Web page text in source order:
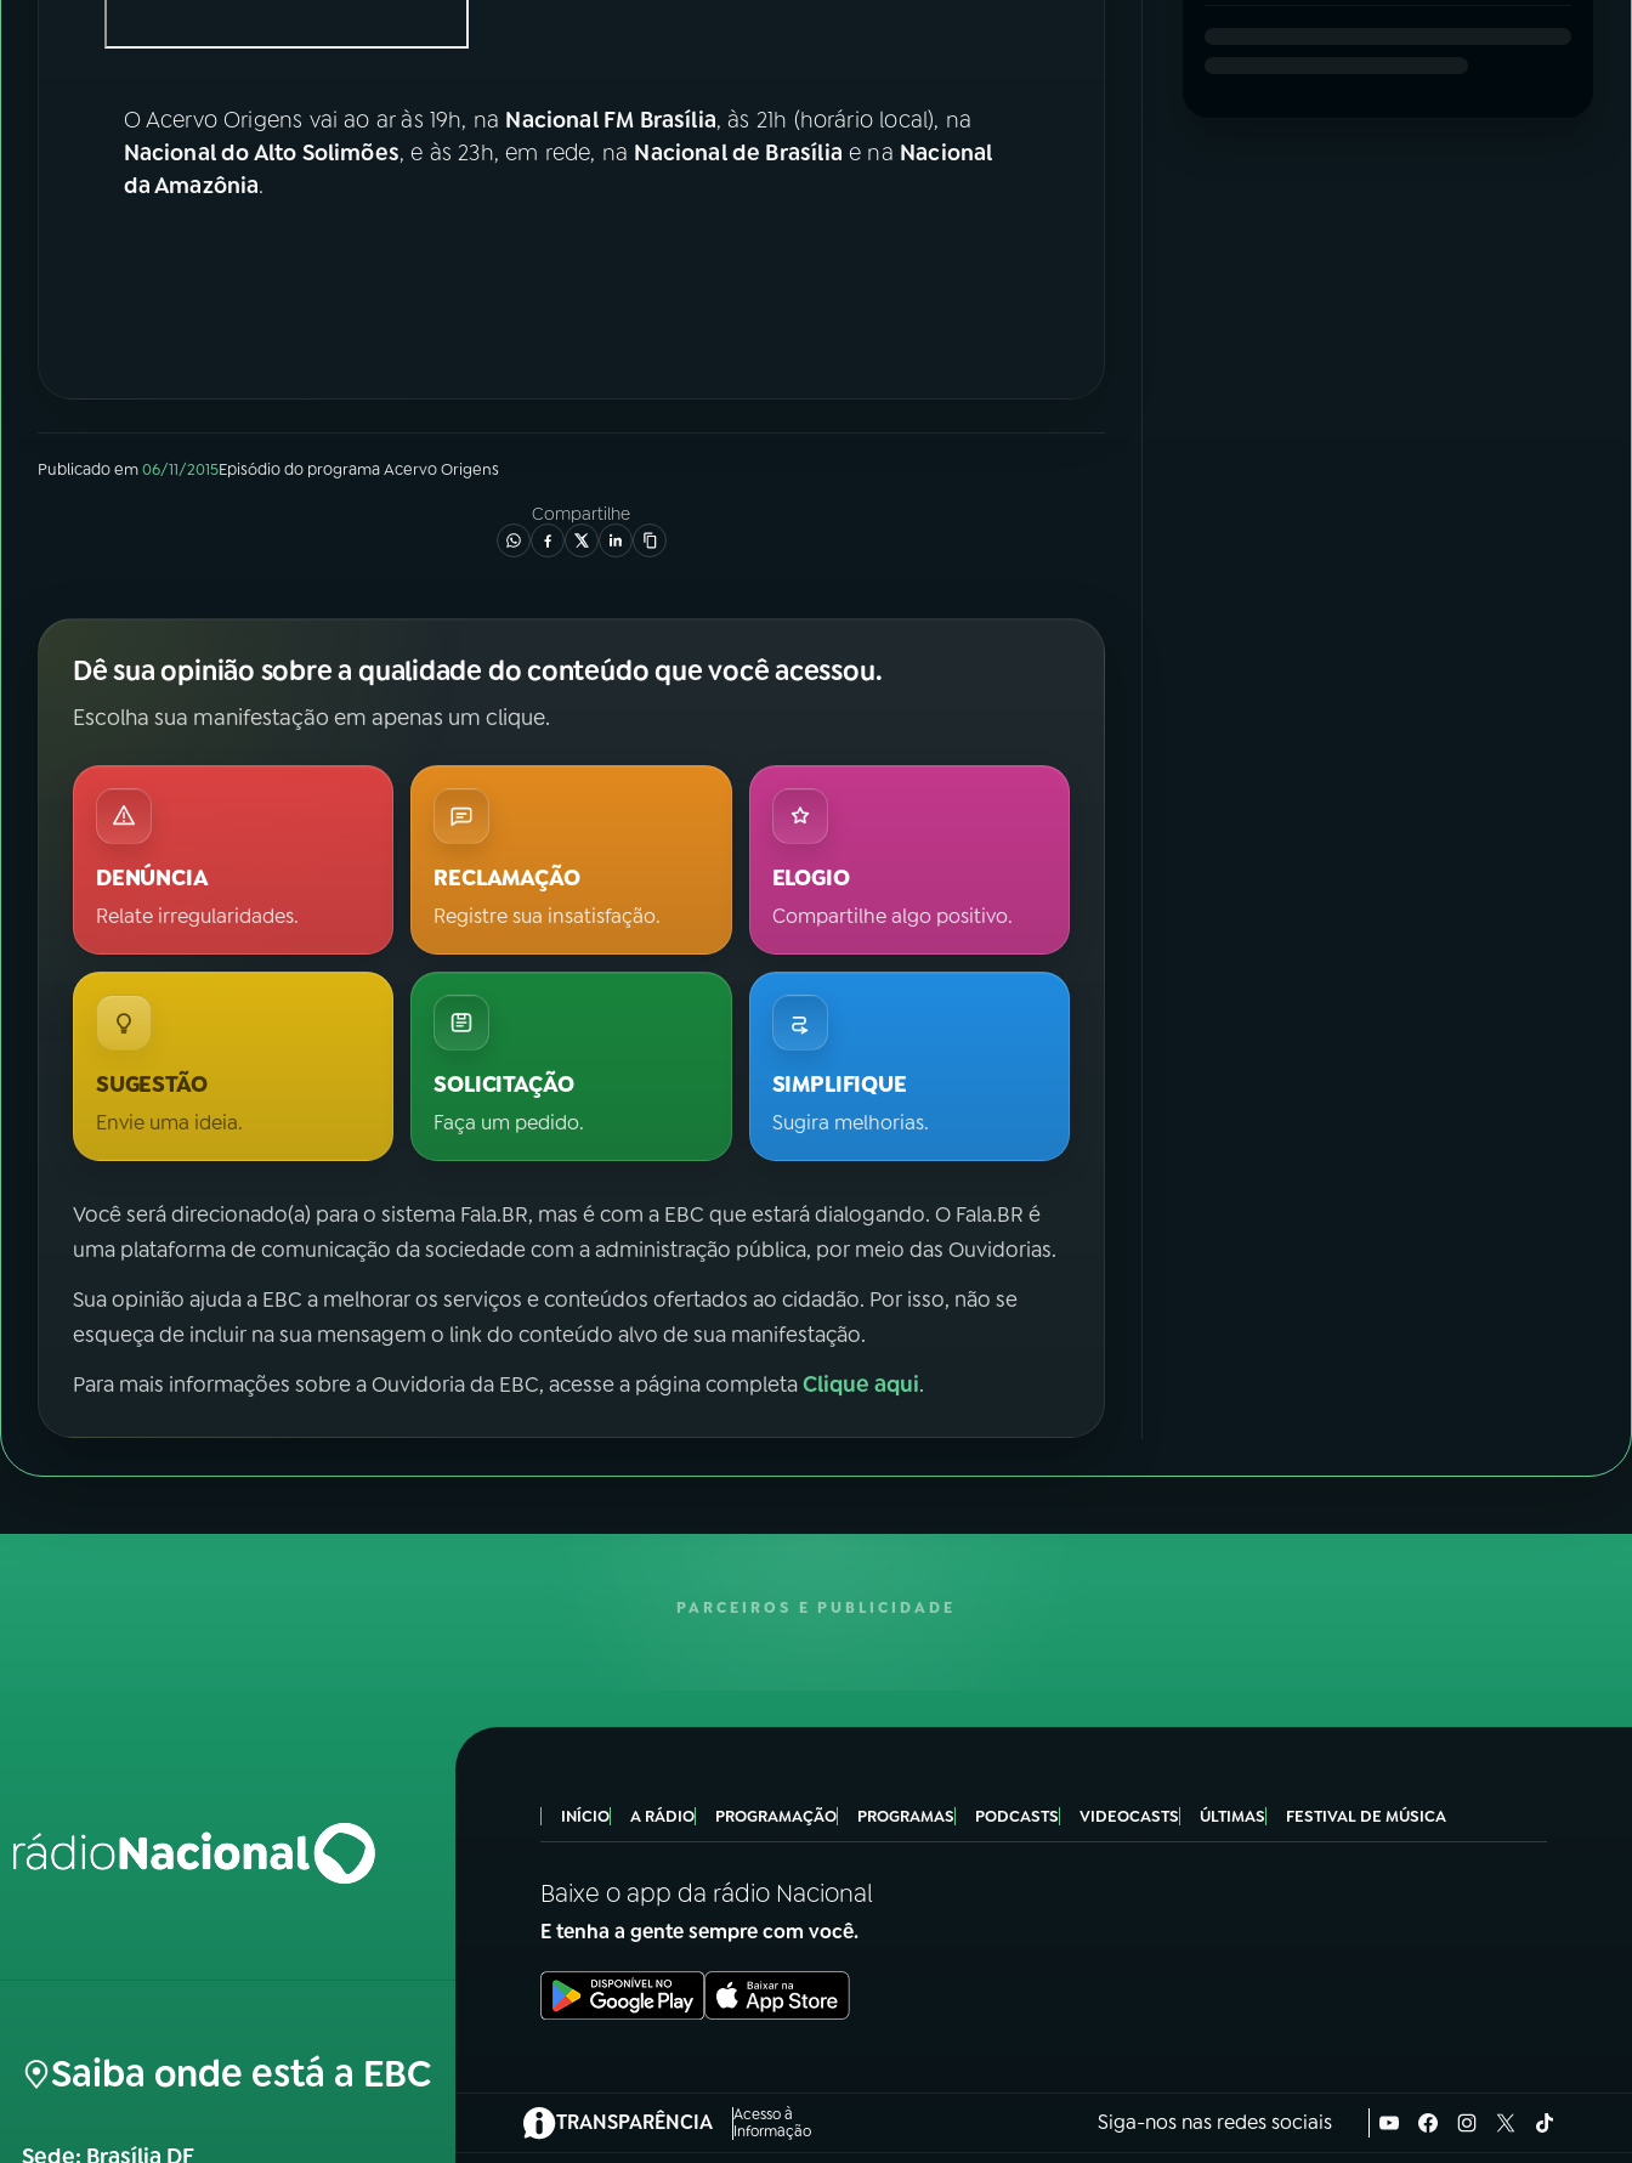
O Acervo Origens vai ao ar às 19h, na Nacional FM Brasília, às 21h (horário local), na
Nacional do Alto Solimões, e às 23h, em rede, na Nacional de Brasília e na Nacional
da Amazônia.
Publicado em06/11/2015Episódiodo programaAcervo Origens
Compartilhe
Dê sua opinião sobre a qualidade do conteúdo que você acessou.
Escolha sua manifestação em apenas um clique.
DENÚNCIA
Relate irregularidades.
RECLAMAÇÃO
Registre sua insatisfação.
ELOGIO
Compartilhe algo positivo.
SUGESTÃO
Envie uma ideia.
SOLICITAÇÃO
Faça um pedido.
SIMPLIFIQUE
Sugira melhorias.
Você será direcionado(a) para o sistema Fala.BR, mas é com a EBC que estará dialogando. O Fala.BR é
uma plataforma de comunicação da sociedade com a administração pública, por meio das Ouvidorias.
Sua opinião ajuda a EBC a melhorar os serviços e conteúdos ofertados ao cidadão. Por isso, não se
esqueça de incluir na sua mensagem o link do conteúdo alvo de sua manifestação.
Para mais informações sobre a Ouvidoria da EBC, acesse a página completaClique aqui.
PARCEIROS E PUBLICIDADE
Saiba onde está a EBC
Sede: Brasília DF
INÍCIO A RÁDIO PROGRAMAÇÃO PROGRAMAS PODCASTS VIDEOCASTS ÚLTIMAS FESTIVAL DE MÚSICA
Baixe o app da rádio Nacional
E tenha a gente sempre com você.
TRANSPARÊNCIA
Acesso à
Informação
(abre em nova aba) Siga-nos nas redes sociais